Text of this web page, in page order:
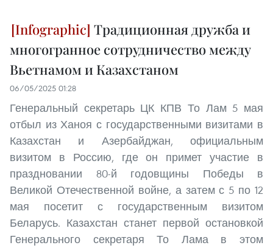
Традиционная дружба и
многогранное сотрудничество между
Вьетнамом и Казахстаном
06/05/2025 01:28
Генеральный секретарь ЦК КПВ То Лам 5 мая
отбыл из Ханоя с государственными визитами в
Казахстан и Азербайджан, официальным
визитом в Россию, где он примет участие в
праздновании 80-й годовщины Победы в
Великой Отечественной войне, а затем с 5 по 12
мая посетит с государственным визитом
Беларусь. Казахстан станет первой остановкой
Генерального секретаря То Лама в этом